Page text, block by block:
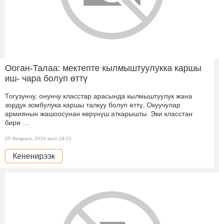
Ооган-Талаа: мектепте кылмыштуулукка каршы
иш- чара болуп өттү
Тогузунчу, онунчу класстар арасында кылмыштуулук жана
зордук зомбулука каршы талкуу болуп өттү. Окуучулар
армиянын жашоосунан көрүнүш аткарышты. Эки класстан
бири …
25 Февраль 2016 жыл 18:01
Кененирээк